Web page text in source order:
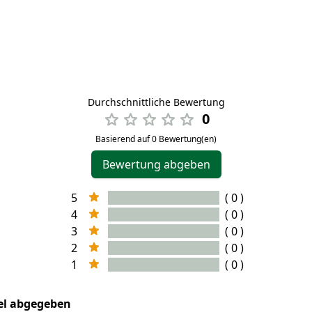
Durchschnittliche Bewertung
0
Basierend auf 0 Bewertung(en)
Bewertung abgeben
5
( 0 )
4
( 0 )
3
( 0 )
2
( 0 )
1
( 0 )
abgegeben